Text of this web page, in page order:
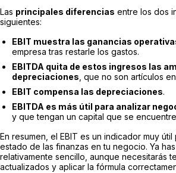
Las principales diferencias entre los dos
siguientes:
EBIT muestra las ganancias
empresa tras restarle los gastos.
EBITDA quita de estos ingresos las
depreciaciones , que no son artículos
EBIT compensa las depreciaciones.
EBITDA es más útil para analizar
y que tengan un capital que se
En resumen, el EBIT es un indicador muy
estado de las finanzas en tu negocio. Ya
relativamente sencillo, aunque necesitarás
actualizados y aplicar la fórmula